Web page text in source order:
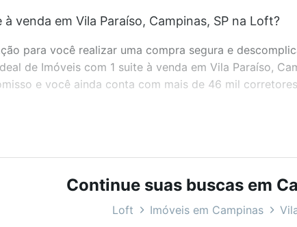
venda em Vila Paraíso, Campinas, SP na Loft?
para você realizar uma compra segura e
de Imóveis com 1 suite à venda em Vila Paraíso,
e você ainda conta com mais de 46 mil
com o preço, metragem e
Campinas, SP ideal para você na Loft.
venda em Vila Paraíso, Campinas, SP?
Continue suas buscas em
Loft Imóveis em Campinas